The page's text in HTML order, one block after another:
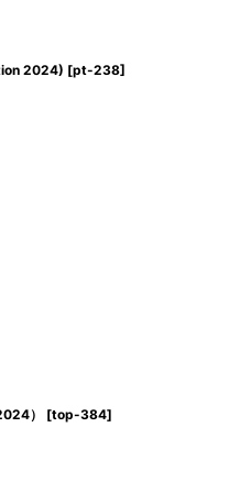
2024) [pt-238]
） [top-384]